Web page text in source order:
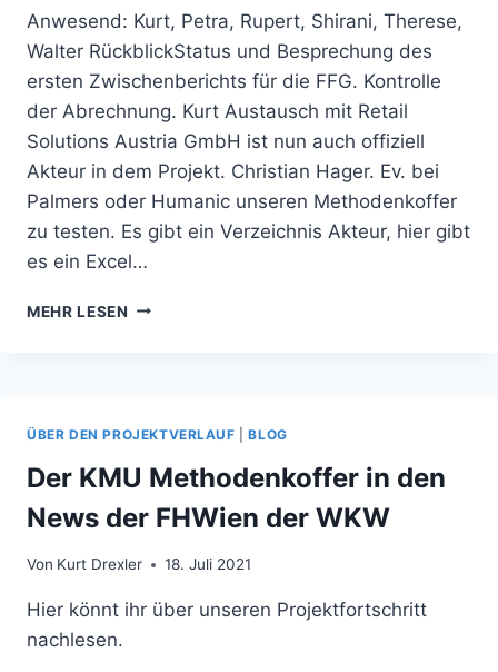
Anwesend: Kurt, Petra, Rupert, Shirani, Therese,
Walter RückblickStatus und Besprechung des
ersten Zwischenberichts für die FFG. Kontrolle
der Abrechnung. Kurt Austausch mit Retail
Solutions Austria GmbH ist nun auch offiziell
Akteur in dem Projekt. Christian Hager. Ev. bei
Palmers oder Humanic unseren Methodenkoffer
zu testen. Es gibt ein Verzeichnis Akteur, hier gibt
es ein Excel…
MEHR LESEN WEEKLY
PHYSISCHEN
TREFFENS
ÜBER DEN PROJEKTVERLAUF |BLOG
Der KMU Methodenkoffer in den
News der FHWien der WKW
Von Kurt Drexler 18. Juli 2021
Hier könnt ihr über unseren Projektfortschritt
nachlesen.